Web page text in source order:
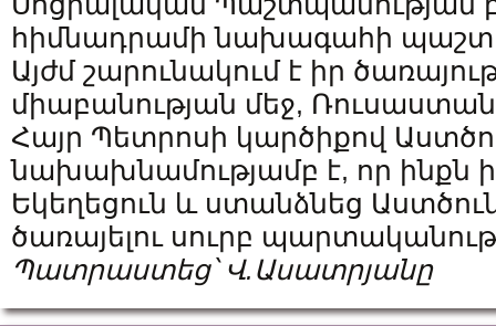
հիմնադրամի նախագահի
Այժմ շարունակում է իր
միաբանության մեջ,
Հայր Պետրոսի կարծիքով Աստծո
նախախնամությամբ է, որ ինքն
Եկեղեցուն և ստանձնեց
ծառայելու սուրբ
Պատրաստեց՝ Վ.Ասատրյանը